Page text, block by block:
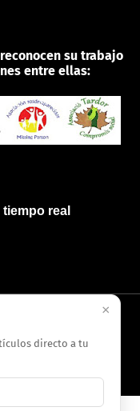
su trabajo
entre ellas:
real
DE PRIVACIDAD
×
directo a tu